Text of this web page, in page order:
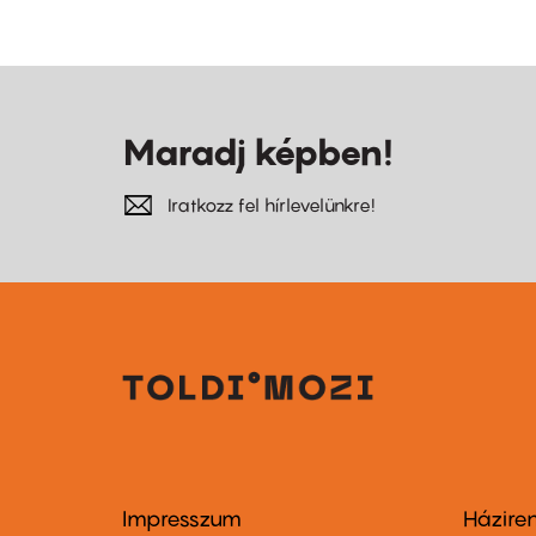
Maradj képben!
Iratkozz fel hírlevelünkre!
Impresszum